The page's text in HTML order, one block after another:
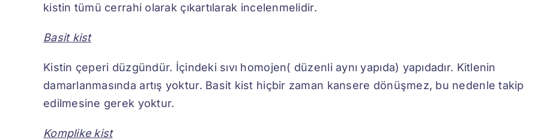
kistin tümü cerrahi olarak çıkartılarak incelenmelidir.
Basit kist
Kistin çeperi düzgündür. İçindeki sıvı homojen( düzenli aynı yapıda) yapıdadır. Kitlenin
damarlanmasında artış yoktur. Basit kist hiçbir zaman kansere dönüşmez, bu nedenle takip
edilmesine gerek yoktur.
Komplike kist